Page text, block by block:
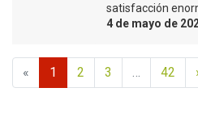
satisfacción
4 de mayo de
« 1 2 3 42